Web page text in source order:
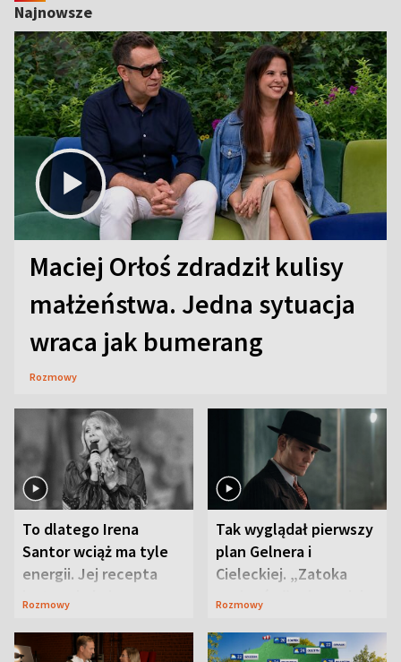
Najnowsze
Maciej Orłoś zdradził kulisy
małżeństwa. Jedna sytuacja
wraca jak bumerang
Rozmowy
To dlatego Irena
Santor wciąż ma tyle
energii. Jej recepta
jest zaskakująco
Rozmowy
Tak wyglądał pierwszy
plan Gelnera i
Cieleckiej. „Zatoka
szpiegów” od razu ich
Rozmowy